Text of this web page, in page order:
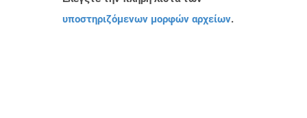
υποστηριζόμενων μορφών αρχείων.